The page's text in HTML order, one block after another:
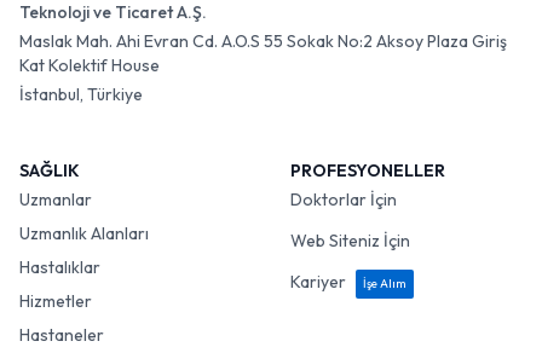
Teknoloji ve Ticaret A.Ş.
Maslak Mah. Ahi Evran Cd. A.O.S 55 Sokak No:2 Aksoy Plaza Giriş
Kat Kolektif House
İstanbul, Türkiye
SAĞLIK
Uzmanlar
Uzmanlık Alanları
Hastalıklar
Hizmetler
Hastaneler
PROFESYONELLER
Doktorlar İçin
Web Siteniz İçin
Kariyer
İşe Alım